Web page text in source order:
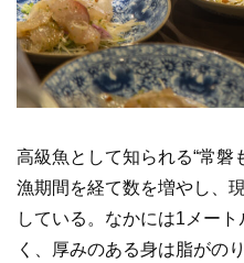
高級魚として知られる“常磐
漁期間を経て数を増やし、
している。なかには1メー
く、厚みのある身は脂がの